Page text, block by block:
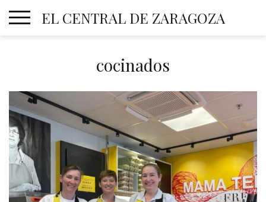
EL CENTRAL DE ZARAGOZA
cocinados